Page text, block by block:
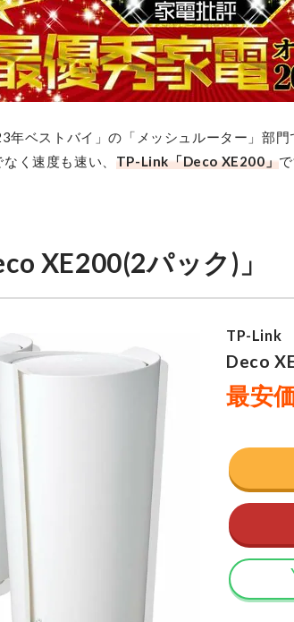
年ベストバイ」の「メッシュルーター」部
く速度も速い、 TP-Link「Deco XE200」で
XE200(2パック)」
最安価格:¥